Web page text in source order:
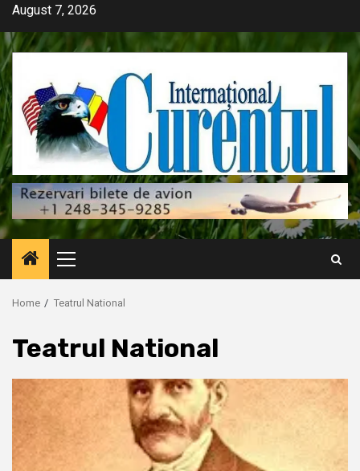
Skip
content
August 7, 2026
Primary
Menu
Home Teatrul National
Teatrul National